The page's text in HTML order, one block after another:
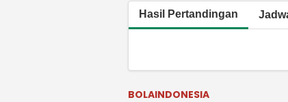
Hasil Pertandingan
BOLAINDONESIA